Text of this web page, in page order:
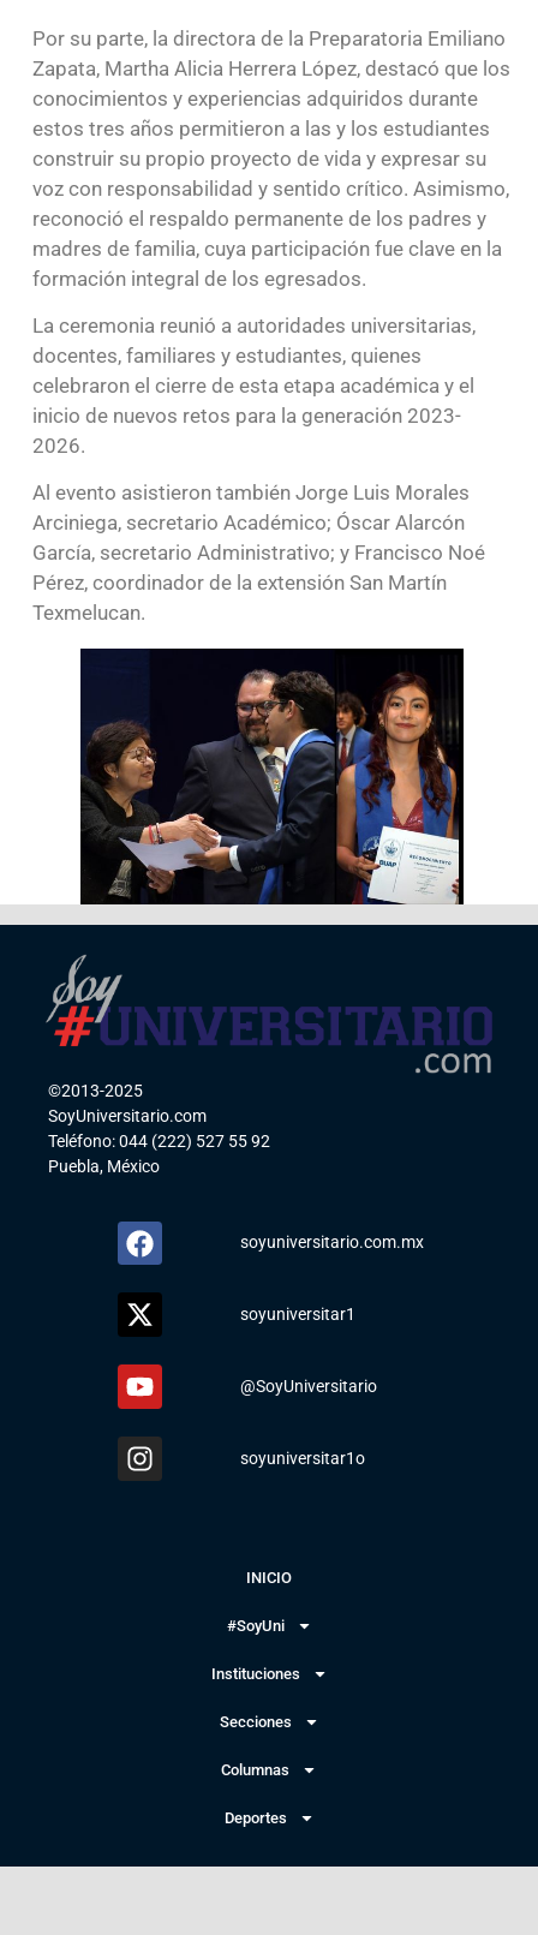
Por su parte, la directora de la Preparatoria Emiliano
Zapata, Martha Alicia Herrera López, destacó que los
conocimientos y experiencias adquiridos durante
estos tres años permitieron a las y los estudiantes
construir su propio proyecto de vida y expresar su
voz con responsabilidad y sentido crítico. Asimismo,
reconoció el respaldo permanente de los padres y
madres de familia, cuya participación fue clave en la
formación integral de los egresados.
La ceremonia reunió a autoridades universitarias,
docentes, familiares y estudiantes, quienes
celebraron el cierre de esta etapa académica y el
inicio de nuevos retos para la generación 2023-
2026.
Al evento asistieron también Jorge Luis Morales
Arciniega, secretario Académico; Óscar Alarcón
García, secretario Administrativo; y Francisco Noé
Pérez, coordinador de la extensión San Martín
Texmelucan.
©2013-2025
SoyUniversitario.com
Teléfono: 044 (222) 527 55 92
Puebla, México
soyuniversitario.com.mx
soyuniversitar1
@SoyUniversitario
soyuniversitar1o
INICIO
#SoyUni
Instituciones
Secciones
Columnas
Deportes